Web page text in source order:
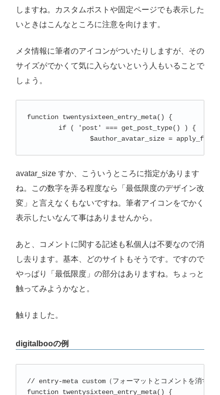
しますね。カスタムポストや固定ページでも表示した
いときはこんなところに注意を向けます。
メタ情報に筆者のアイコンがついたりしますが、その
サイズがでかくて気に入らないという人もいることで
しょう。
function twentysixteen_entry_meta() {
$author_avatar_size =
avatar_size すか、こういうところに指定があります
ね。この数字を弄る程度なら「最低限度のデザイン改
変」と言えなくもないですね。筆者アイコンをでかく
表示したいなんて事はありませんから。
あと、コメントに関する記述も私個人は不要なので消
し去ります。基本、どのサイトもそうです。ですので
やっぱり「最低限度」の部分はありますね。ちょっと
触ってみようかなと。
触りました。
digitalbooの例
// entry-meta custom（フォーマットとコメントを消す）
function twentysixteen_entry_meta() {